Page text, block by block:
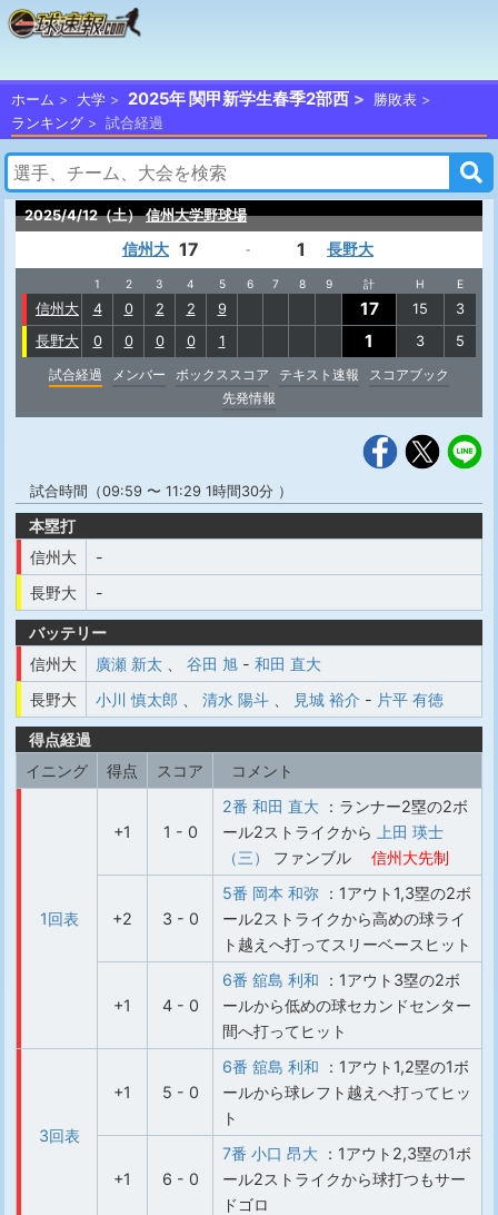
ホーム 大学 2025年 関甲新学生春季2部西
勝敗表
ランキング
試合経過
2025/4/12（土） 信州大学野球場
信州大 17 - 1 長野大
1 2 3 4 5 6 7 8 9 計 H E
信州大 4 0 2 2 9 17 15
3
長野大
0 0 0 0 1 1 3
5
試合経過
メンバー ボックススコア テキスト速報
スコアブック
先発情報
試合時間（09:59 〜 11:29 1時間30分 ）
本塁打
信州大
-
長野大
-
バッテリー
信州大
廣瀬 新太 谷田 旭 - 和田 直大
長野大
小川 慎太郎 清水 陽斗 見城 裕介 - 片平 有徳
得点経過
イニング
得点 スコア コメント
1回表
+1 1 - 0
2番 和田 直大 ：ランナー2塁の2ボ
ール2ストライクから
上田 瑛士
（三）
ファンブル 信州大先制
+2 3 - 0
5番 岡本 和弥 ：1アウト1,3塁の2ボ
ール2ストライクから高めの球ライ
ト越えへ打ってスリーベースヒット
+1 4 - 0
6番 舘島 利和 ：1アウト3塁の2ボ
ールから低めの球セカンドセンター
間へ打ってヒット
3回表
+1 5 - 0
6番 舘島 利和 ：1アウト1,2塁の1ボ
ールから球レフト越えへ打ってヒッ
ト
+1 6 - 0
7番 小口 昂大 ：1アウト2,3塁の1ボ
ール2ストライクから球打つもサー
ドゴロ